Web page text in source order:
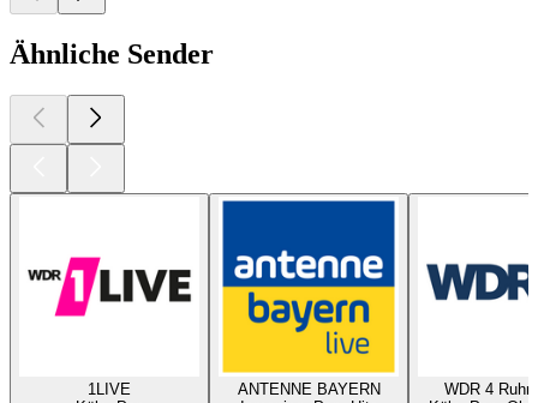
Ähnliche Sender
1LIVE
ANTENNE BAYERN
WDR 4